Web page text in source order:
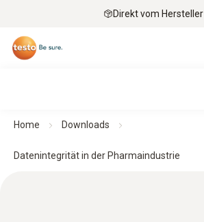
Direkt vom Hersteller
Home Downloads
Datenintegrität in der Pharmaindustrie